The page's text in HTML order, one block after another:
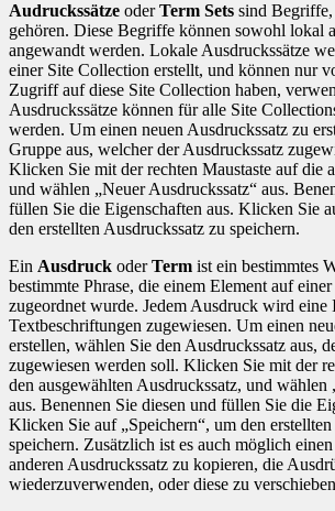
Audruckssätze oderTerm Sets sind
gehören. Diese Begriffe können sowohl lokal
angewandt werden. Lokale Ausdruckssätze
einer Site Collection erstellt, und können nur
Zugriff auf diese Site Collection haben,
Ausdruckssätze können für alle Site
werden. Um einen neuen Ausdruckssatz zu
Gruppe aus, welcher der Ausdruckssatz
Klicken Sie mit der rechten Maustaste auf die
und wählen „Neuer Ausdruckssatz“ aus.
füllen Sie die Eigenschaften aus. Klicken Sie
den erstellten Ausdruckssatz zu speichern.
Ein Ausdruck oderTerm ist ein bestimmtes
bestimmte Phrase, die einem Element auf
zugeordnet wurde. Jedem Ausdruck wird eine
Textbeschriftungen zugewiesen. Um einen
erstellen, wählen Sie den Ausdruckssatz aus,
zugewiesen werden soll. Klicken Sie mit der
den ausgewählten Ausdruckssatz, und wählen
aus. Benennen Sie diesen und füllen Sie die
Klicken Sie auf „Speichern“, um den
speichern. Zusätzlich ist es auch möglich
anderen Ausdruckssatz zu kopieren, die
wiederzuverwenden, oder diese zu